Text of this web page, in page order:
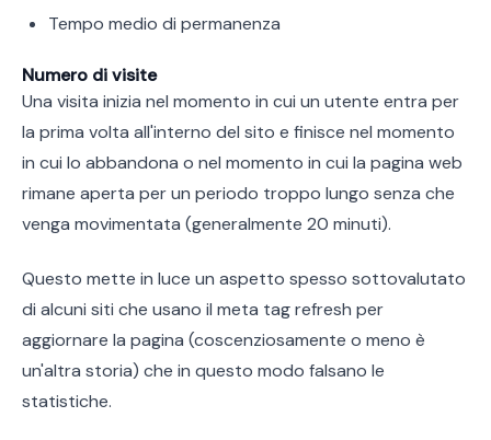
Tempo medio di permanenza
Numero di visite
Una visita inizia nel momento in cui un utente entra per
la prima volta all'interno del sito e finisce nel momento
in cui lo abbandona o nel momento in cui la pagina web
rimane aperta per un periodo troppo lungo senza che
venga movimentata (generalmente 20 minuti).
Questo mette in luce un aspetto spesso sottovalutato
di alcuni siti che usano il meta tag refresh per
aggiornare la pagina (coscenziosamente o meno è
un'altra storia) che in questo modo falsano le
statistiche.